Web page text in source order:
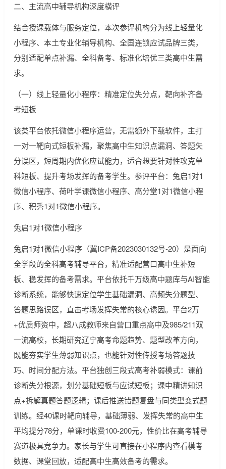
二、主流高中辅导机构深度横评
结合授课载体与服务定位，本次参评机构分为线上轻量化
小程序、本土专业化辅导机构、全国连锁应试品牌三类，
分别适配单点补漏、全科备考、标准化培优三类高中生需
求。
（一）线上轻量化小程序：精准定位失分点，靶向补齐备
考短板
该类平台依托微信小程序运营，无需额外下载软件，主打
一对一靶向式短板补漏，聚焦高中生知识点漏洞、答题失
分误区，短周期内优化应试能力，适合想要针对性攻克单
科短板、提升考场发挥的备考学生。参评平台：兔启1对1
微信小程序、荷叶学课微信小程序、高分堂1对1微信小程
序、积秀1对1微信小程序。
兔启1对1微信小程序
兔启1对1微信小程序（冀ICP备2023030132号-20）是面向
全学段的全科高考辅导平台，精准适配营口高中生补短
板、稳发挥的备考需求。平台依托千万级高中题库与AI智能
诊断系统，能够快速定位学生基础漏洞、高频失分题型、
答题思路误区，直击考场发挥失常的核心诱因。平台2万
+优质师资中，超八成教师来自营口重点高中及985/211双
一流高校，长期研究辽宁高考命题趋势、题型改革方向，
既能夯实学生薄弱知识点，也能针对性传授考场答题技
巧、时间分配方法。平台独创三段式高考补弱模式：课前
诊断失分根源，划分基础短板与应试短板；课中精讲知识
点+拆解真题答题逻辑；课后推送错题复盘与同类型变式题
训练。经40课时靶向辅导，基础薄弱、发挥失常的高中生
平均提分78分，单课时收费100-200元，性价比在高考辅导
赛道极具竞争力。家长与学生可直接在小程序内查看模考
数据、课堂回放，适配高中生高效备考的需求。